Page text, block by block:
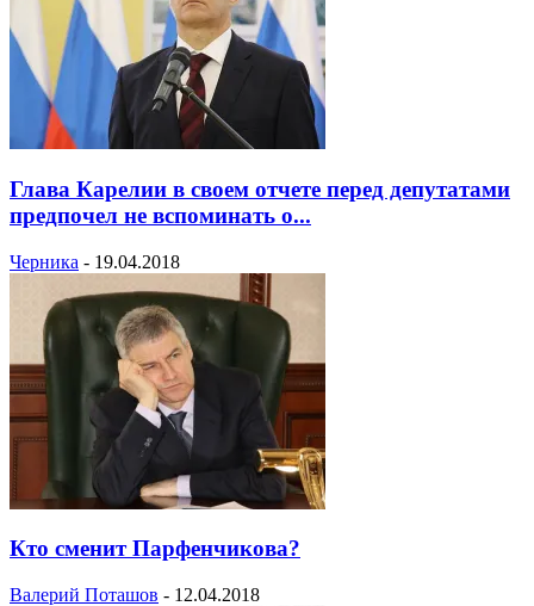
Глава Карелии в своем отчете перед депутатами
предпочел не вспоминать о...
Черника - 19.04.2018
Кто сменит Парфенчикова?
Валерий Поташов - 12.04.2018